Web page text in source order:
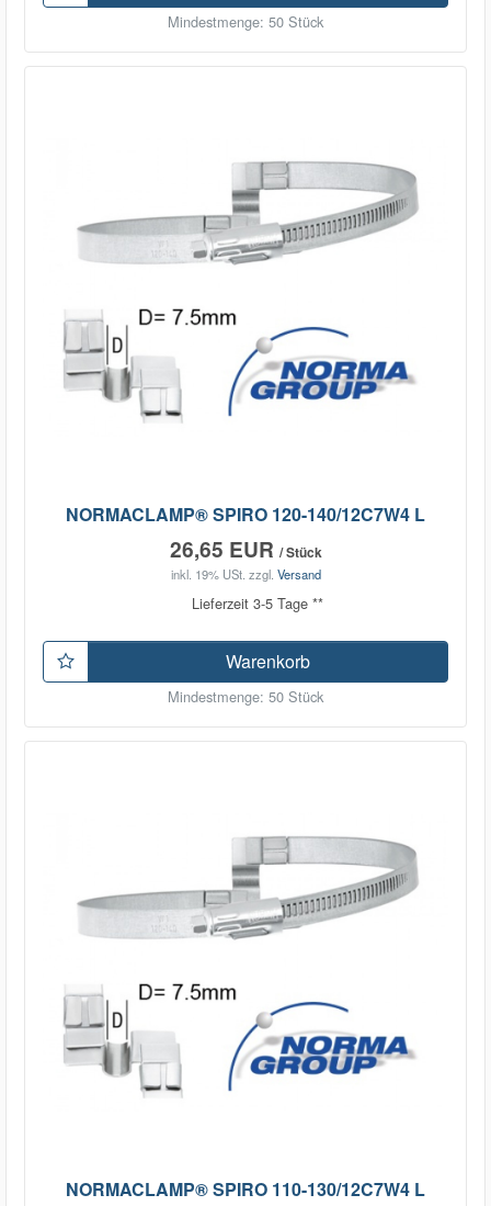
Mindestmenge: 50 Stück
NORMACLAMP® SPIRO 120-140/12C7W4 L
26,65 EUR / Stück
inkl. 19% USt. zzgl. Versand
Lieferzeit 3-5 Tage **
Warenkorb
Mindestmenge: 50 Stück
NORMACLAMP® SPIRO 110-130/12C7W4 L